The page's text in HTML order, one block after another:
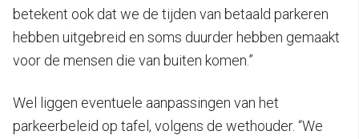
betekent ook dat we de tijden van betaald parkeren
hebben uitgebreid en soms duurder hebben gemaakt
voor de mensen die van buiten komen.”
Wel liggen eventuele aanpassingen van het
parkeerbeleid op tafel, volgens de wethouder. “We